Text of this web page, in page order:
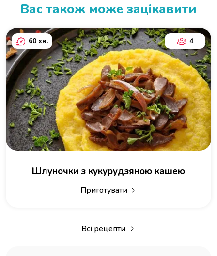
Вас також може зацікавити
60 хв. 4
Шлуночки з кукурудзяною кашею
Приготувати
Всі рецепти